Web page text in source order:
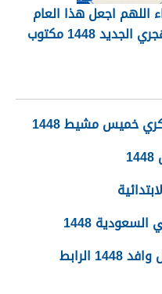
اللهم اجعل هذا العام
الجديد 1448 مكتوب
خميس مشيط 1448
1448
استعلام عن اصدار رخصة عمل عامل وافد 1448 الرابط